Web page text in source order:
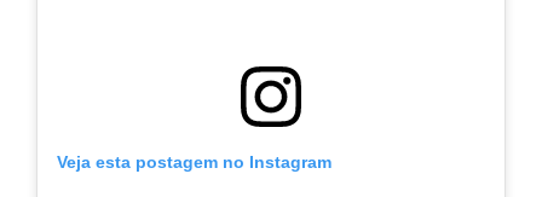
Veja esta postagem no Instagram